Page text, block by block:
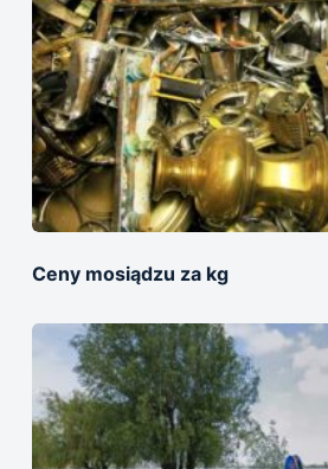
Ceny mosiądzu za kg